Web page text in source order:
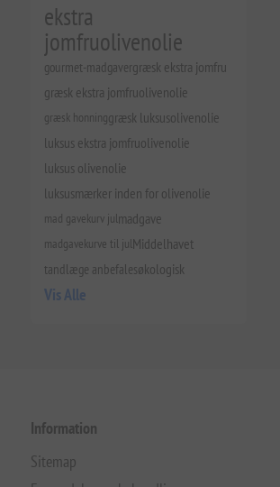
ekstra
jomfruolivenolie
gourmet-madgavergræsk ekstra jomfru
græsk ekstra jomfruolivenolie
græsk honninggræsk luksusolivenolie
luksus ekstra jomfruolivenolie
luksus olivenolie
luksusmærker inden for olivenolie
mad gavekurv julmadgave
madgavekurve til julMiddelhavet
tandlæge anbefalesøkologisk
Vis Alle
Information
Sitemap